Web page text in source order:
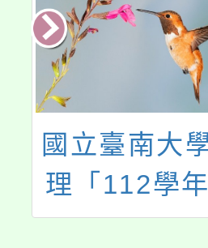
國立臺北藝
學辦理「藝
－全國藝術